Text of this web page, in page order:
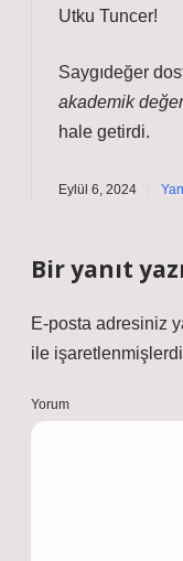
Utku Tuncer!
Saygıdeğer
akademik
hale getirdi.
Eylül 6, 2024
Bir yanıt
E-posta adresiniz
ile
Yorum